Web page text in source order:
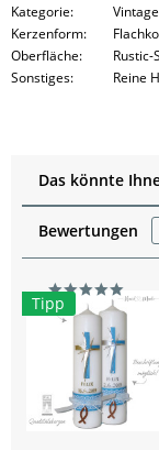
Kategorie:
Kerzenform:
Oberfläche:
Sonstiges:
Reine
Das könnte
Bewertungen
Tipp